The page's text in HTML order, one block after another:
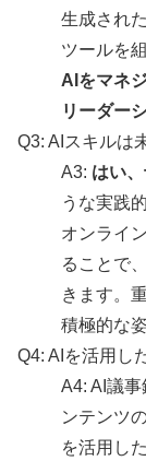
生成され
ツールを
AIをマネ
リーダー
Q3: AIスキルは
A3: はい、
うな実践
オンライ
ることで
きます。
積極的な
Q4: AIを活用し
A4: AI議
ンテンツ
を活用し